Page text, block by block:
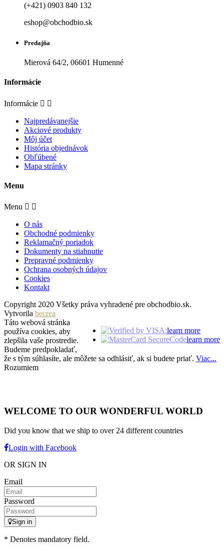
(+421) 0903 840 132
eshop@obchodbio.sk
Predajňa
Mierová 64/2, 06601 Humenné
Informácie
Informácie  
Najpredávanejšie
Akciové produkty
Môj účet
História objednávok
Obľúbené
Mapa stránky
Menu
Menu  
O nás
Obchodné podmienky
Reklamačný poriadok
Dokumenty na stiahnutie
Prepravné podmienky
Ochrana osobných údajov
Cookies
Kontakt
Copyright 2020 Všetky práva vyhradené pre obchodbio.sk.
Vytvorila becrea
learn more
learn more
Táto webová stránka
používa cookies, aby
zlepšila vaše prostredie.
Budeme predpokladať,
že s tým súhlasíte, ale môžete sa odhlásiť, ak si budete priať. Viac...
Rozumiem
WELCOME TO OUR WONDERFUL WORLD
Did you know that we ship to over 24 different countries
Login with Facebook
OR SIGN IN
Email
Password
Sign in
* Denotes mandatory field.